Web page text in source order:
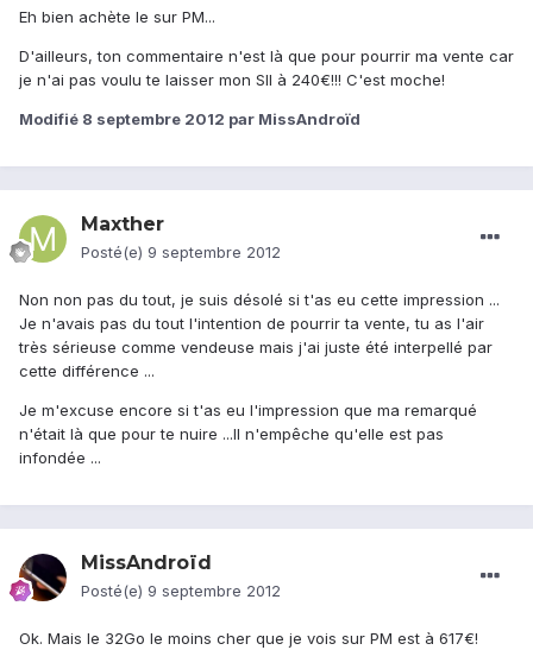
Eh bien achète le sur PM...
D'ailleurs, ton commentaire n'est là que pour pourrir ma vente car
je n'ai pas voulu te laisser mon SII à 240€!!! C'est moche!
Modifié 8 septembre 2012 par MissAndroïd
Maxther
Posté(e) 9 septembre 2012
Non non pas du tout, je suis désolé si t'as eu cette impression ...
Je n'avais pas du tout l'intention de pourrir ta vente, tu as l'air
très sérieuse comme vendeuse mais j'ai juste été interpellé par
cette différence ...
Je m'excuse encore si t'as eu l'impression que ma remarqué
n'était là que pour te nuire ...Il n'empêche qu'elle est pas
infondée ...
MissAndroïd
Posté(e) 9 septembre 2012
Ok. Mais le 32Go le moins cher que je vois sur PM est à 617€!